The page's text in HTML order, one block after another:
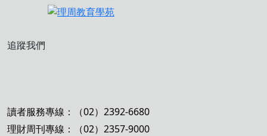
追蹤我們
讀者服務專線：（02）2392-6680
理財周刊專線：（02）2357-9000